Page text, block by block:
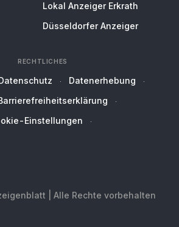
Lokal Anzeiger Erkrath
Düsseldorfer Anzeiger
RECHTLICHES
Datenerhebung
Einstellungen
| Alle Rechte vorbehalten